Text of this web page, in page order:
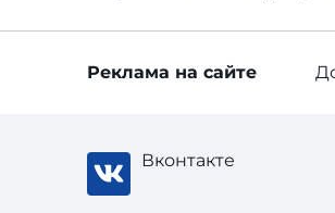
Реклама на сайте
Вконтакте